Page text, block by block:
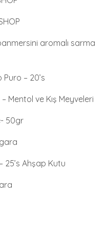
aromalı sarma
– 20’s
Mentol ve Kış Meyveleri
50gr
Ahşap Kutu